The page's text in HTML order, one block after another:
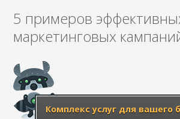
5 примеров
маркетинговых
Комплекс услуг для вашего